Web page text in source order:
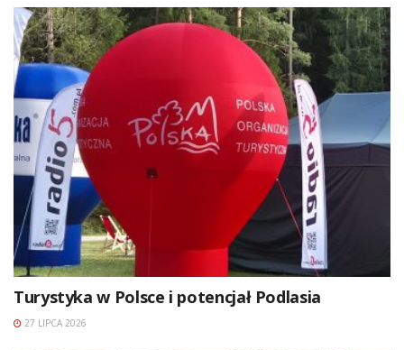
Turystyka w Polsce i potencjał Podlasia
27 LIPCA 2026